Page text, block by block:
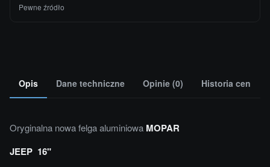
Pewne źródło
Opis Dane techniczne Opinie (0) Historia cen
Oryginalna nowa felga aluminiowa MOPAR
JEEP 16"